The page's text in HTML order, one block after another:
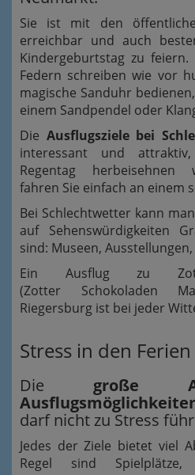
Sie ist mit den
erreichbar und auch
Kindergeburtstag zu
Federn schreiben wie vor
magische Sanduhr
einem Sandpendel oder
Die Ausflugsziele bei
interessant und
Regentag herbeisehnen
fahren Sie einfach an einem
Bei Schlechtwetter kann
auf Sehenswürdigkeiten
sind: Museen,
Ein Ausflug zu
(Zotter Schokoladen
Riegersburg ist bei jeder
Stress in den
Die große
darf nicht zu Stress
Jedes der Ziele bietet viel
Regel sind Spielplätze,